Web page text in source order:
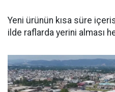
Yeni ürünün kısa süre
ilde raflarda yerini alması